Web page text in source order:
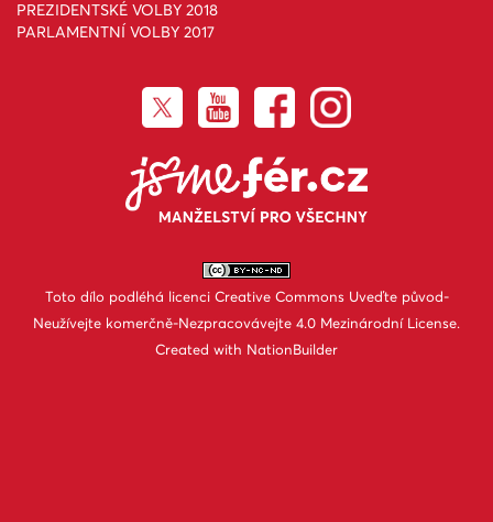
PREZIDENTSKÉ VOLBY 2018
PARLAMENTNÍ VOLBY 2017
Toto dílo podléhá licenci Creative Commons Uveďte původ-
Neužívejte komerčně-Nezpracovávejte 4.0 Mezinárodní License.
Created with NationBuilder